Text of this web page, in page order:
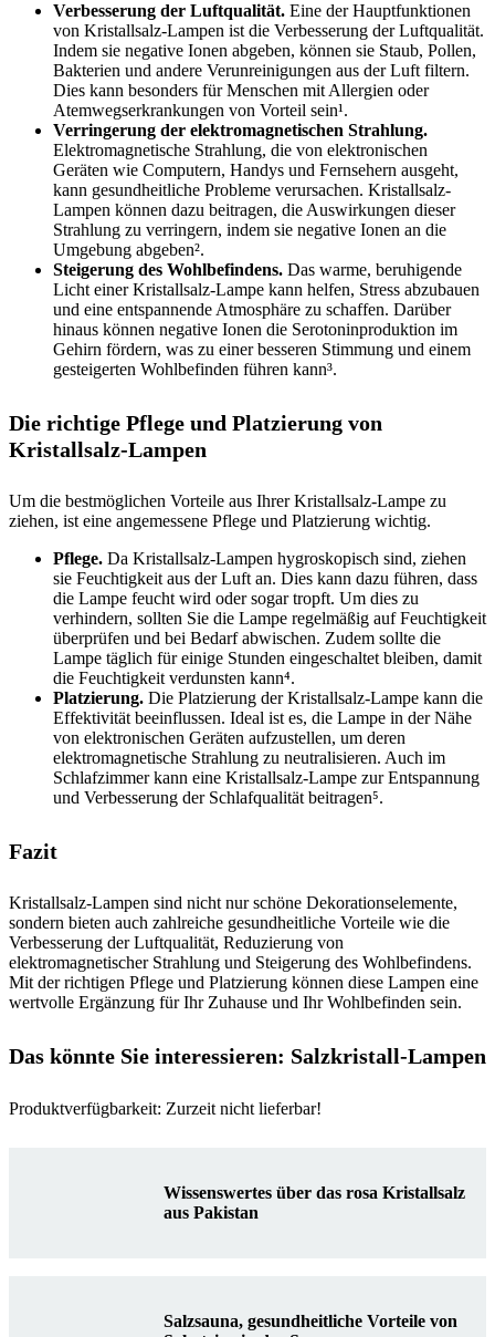
Verbesserung der Luftqualität. Eine der Hauptfunktionen
von Kristallsalz-Lampen ist die Verbesserung der Luftqualität.
Indem sie negative Ionen abgeben, können sie Staub, Pollen,
Bakterien und andere Verunreinigungen aus der Luft filtern.
Dies kann besonders für Menschen mit Allergien oder
Atemwegserkrankungen von Vorteil sein¹.
Verringerung der elektromagnetischen Strahlung.
Elektromagnetische Strahlung, die von elektronischen
Geräten wie Computern, Handys und Fernsehern ausgeht,
kann gesundheitliche Probleme verursachen. Kristallsalz-
Lampen können dazu beitragen, die Auswirkungen dieser
Strahlung zu verringern, indem sie negative Ionen an die
Umgebung abgeben².
Steigerung des Wohlbefindens. Das warme, beruhigende
Licht einer Kristallsalz-Lampe kann helfen, Stress abzubauen
und eine entspannende Atmosphäre zu schaffen. Darüber
hinaus können negative Ionen die Serotoninproduktion im
Gehirn fördern, was zu einer besseren Stimmung und einem
gesteigerten Wohlbefinden führen kann³.
Die richtige Pflege und Platzierung von
Kristallsalz-Lampen
Um die bestmöglichen Vorteile aus Ihrer Kristallsalz-Lampe zu
ziehen, ist eine angemessene Pflege und Platzierung wichtig.
Pflege. Da Kristallsalz-Lampen hygroskopisch sind, ziehen
sie Feuchtigkeit aus der Luft an. Dies kann dazu führen, dass
die Lampe feucht wird oder sogar tropft. Um dies zu
verhindern, sollten Sie die Lampe regelmäßig auf Feuchtigkeit
überprüfen und bei Bedarf abwischen. Zudem sollte die
Lampe täglich für einige Stunden eingeschaltet bleiben, damit
die Feuchtigkeit verdunsten kann⁴.
Platzierung. Die Platzierung der Kristallsalz-Lampe kann die
Effektivität beeinflussen. Ideal ist es, die Lampe in der Nähe
von elektronischen Geräten aufzustellen, um deren
elektromagnetische Strahlung zu neutralisieren. Auch im
Schlafzimmer kann eine Kristallsalz-Lampe zur Entspannung
und Verbesserung der Schlafqualität beitragen⁵.
Fazit
Kristallsalz-Lampen sind nicht nur schöne Dekorationselemente,
sondern bieten auch zahlreiche gesundheitliche Vorteile wie die
Verbesserung der Luftqualität, Reduzierung von
elektromagnetischer Strahlung und Steigerung des Wohlbefindens.
Mit der richtigen Pflege und Platzierung können diese Lampen eine
wertvolle Ergänzung für Ihr Zuhause und Ihr Wohlbefinden sein.
Das könnte Sie interessieren: Salzkristall-Lampen
Produktverfügbarkeit: Zurzeit nicht lieferbar!
Wissenswertes über das rosa Kristallsalz
aus Pakistan
Salzsauna, gesundheitliche Vorteile von